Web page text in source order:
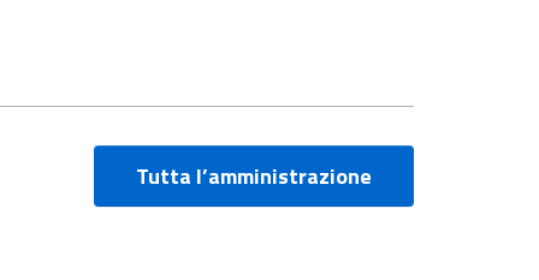
Tutta l’amministrazione